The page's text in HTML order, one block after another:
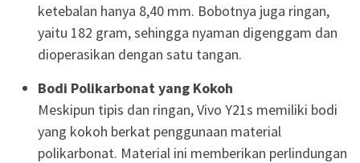
ketebalan hanya 8,40 mm. Bobotnya juga ringan,
yaitu 182 gram, sehingga nyaman digenggam dan
dioperasikan dengan satu tangan.
Bodi Polikarbonat yang Kokoh
Meskipun tipis dan ringan, Vivo Y21s memiliki bodi
yang kokoh berkat penggunaan material
polikarbonat. Material ini memberikan perlindungan